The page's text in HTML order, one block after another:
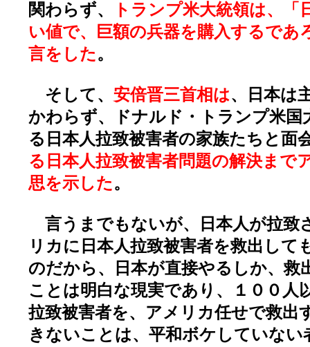
関わらず、
トランプ米大統領は、
い値で、巨額の兵器を購入するであ
言をした。
そして、 安倍晋三首相は、日本は
かわらず、ドナルド・トランプ米国
る日本人拉致被害者の家族たちと面
る日本人拉致被害者問題の解決まで
思を示した。
言うまでもないが、日本人が拉致
リカに日本人拉致被害者を救出して
のだから、日本が直接やるしか、救
ことは明白な現実であり、１００人
拉致被害者を、アメリカ任せで救出
きないことは、平和ボケしていな